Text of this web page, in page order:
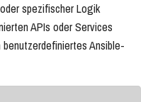
spezifischer Logik
APIs oder Services
Ansible-